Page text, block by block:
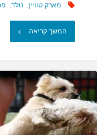
מארק טוויין נולד
המשך קריאה "שני
החשובים
ביותר
בחייך…"